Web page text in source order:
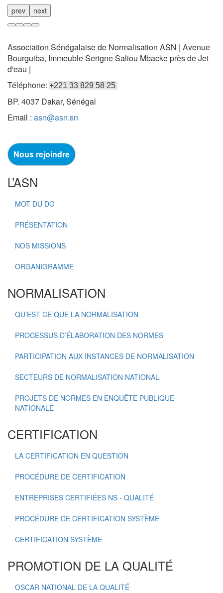
prev next
Association Sénégalaise de Normalisation ASN | Avenue
Bourguiba, Immeuble Serigne Saliou Mbacke près de Jet
d'eau |
Téléphone: +221 33 829 58 25
BP. 4037 Dakar, Sénégal
Email : asn@asn.sn
Nous rejoindre
L’ASN
MOT DU DG
PRÉSENTATION
NOS MISSIONS
ORGANIGRAMME
NORMALISATION
QU’EST CE QUE LA NORMALISATION
PROCESSUS D’ÉLABORATION DES NORMES
PARTICIPATION AUX INSTANCES DE NORMALISATION
SECTEURS DE NORMALISATION NATIONAL
PROJETS DE NORMES EN ENQUÊTE PUBLIQUE
NATIONALE
CERTIFICATION
LA CERTIFICATION EN QUESTION
PROCÉDURE DE CERTIFICATION
ENTREPRISES CERTIFIÉES NS - QUALITÉ
PROCÉDURE DE CERTIFICATION SYSTÈME
CERTIFICATION SYSTÈME
PROMOTION DE LA QUALITÉ
OSCAR NATIONAL DE LA QUALITÉ